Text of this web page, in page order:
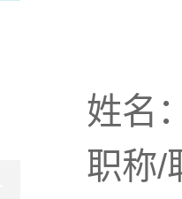
姓名
职称/